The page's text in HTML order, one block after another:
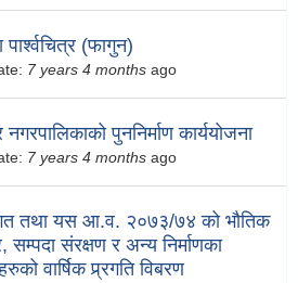
पार्श्वचित्र (फागुन)
7 years 4 months ago
पुननिर्माण कार्ययोजना
7 years 4 months ago
तथा यस आ.व. २०७३/७४ को भौतिक
सम्पदा संरक्षण र अन्य निर्माणका
वार्षिक प्र्रगति विबरण